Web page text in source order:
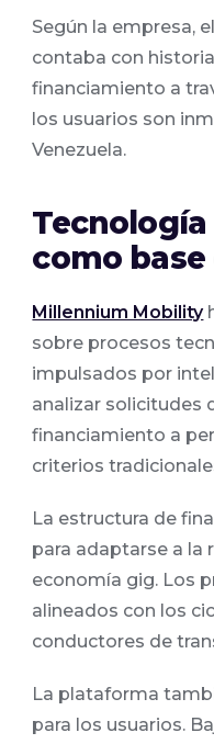
Según la empresa,
contaba con
financiamiento a
los usuarios son
Venezuela.
como
Millennium Mobility
sobre procesos
impulsados por
analizar solicitudes
financiamiento a
criterios
La estructura de
para adaptarse a la
economía gig. Los
alineados con los
conductores de
La plataforma
para los usuarios.